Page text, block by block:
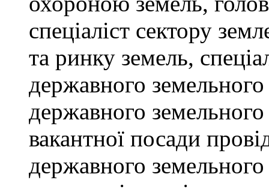
спеціаліст сектору
та ринку земель,
державного земельного
державного
вакантної посади
державного